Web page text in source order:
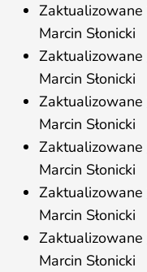
Zaktualizowane
Marcin Słonicki
Zaktualizowane
Marcin Słonicki
Zaktualizowane
Marcin Słonicki
Zaktualizowane
Marcin Słonicki
Zaktualizowane
Marcin Słonicki
Zaktualizowane
Marcin Słonicki